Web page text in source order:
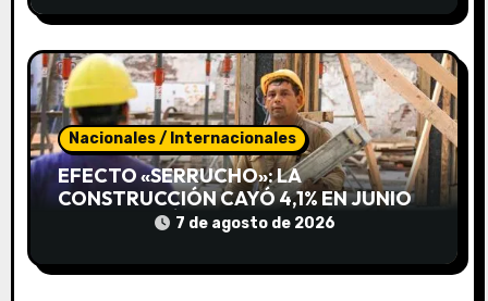
s
Nacionales / Internacionales
EFECTO «SERRUCHO»: LA
CONSTRUCCIÓN CAYÓ 4,1% EN JUNIO
PERO CERRÓ EL SEMESTRE EN
7 de agosto de 2026